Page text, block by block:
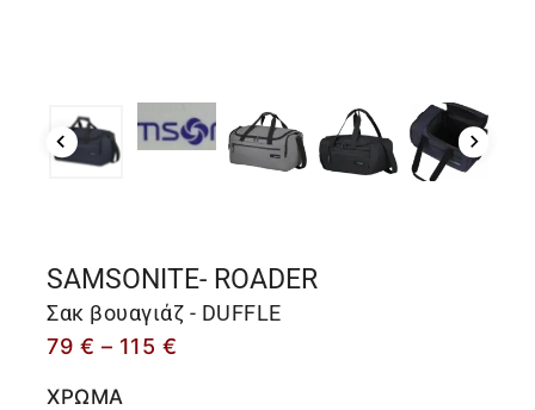
SAMSONITE- ROADER
Σακ βουαγιάζ - DUFFLE
79 € – 115 €
ΧΡΩΜΑ